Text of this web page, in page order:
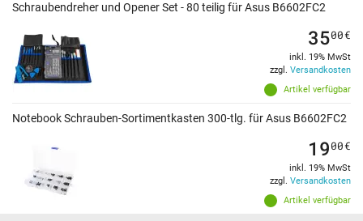
Schraubendreher und Opener Set - 80 teilig für Asus B6602FC2
Artikel verfügbar
3500€
inkl. 19% MwSt
zzgl. Versandkosten
Notebook Schrauben-Sortimentkasten 300-tlg. für Asus B6602FC2
Artikel verfügbar
1900€
inkl. 19% MwSt
zzgl. Versandkosten